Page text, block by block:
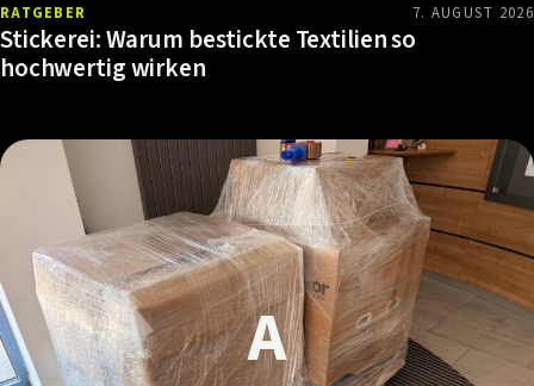
RATGEBER 7. AUGUST 2026
Stickerei: Warum bestickte Textilien so
hochwertig wirken